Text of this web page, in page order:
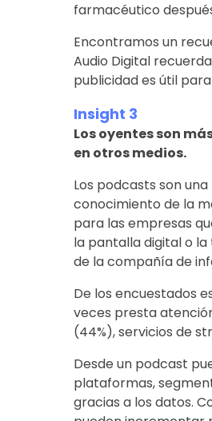
farmacéutico
Encontramos un
Audio Digital
publicidad es útil
Insight 3
Los oyentes son
en otros medios.
Los podcasts son
conocimiento de la
para las empresas
la pantalla digital o la
de la compañía de
De los encuestados
veces presta
(44%), servicios de
Desde un podcast
plataformas,
gracias a los datos.